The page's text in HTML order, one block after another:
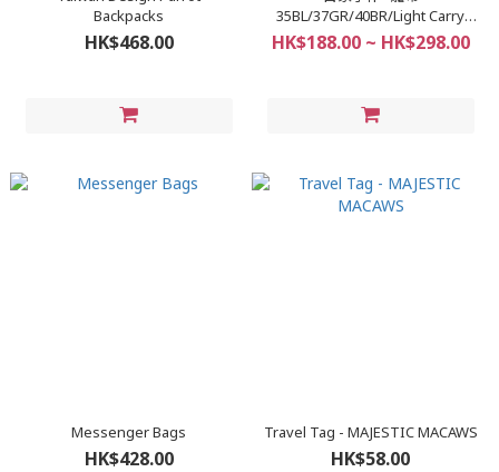
Backpacks
HK$468.00
35BL/37GR/40BR/Light Carry
S/Skip Carry M
HK$188.00 ~ HK$298.00
Messenger Bags
HK$428.00
Travel Tag - MAJESTIC MACAWS
HK$58.00